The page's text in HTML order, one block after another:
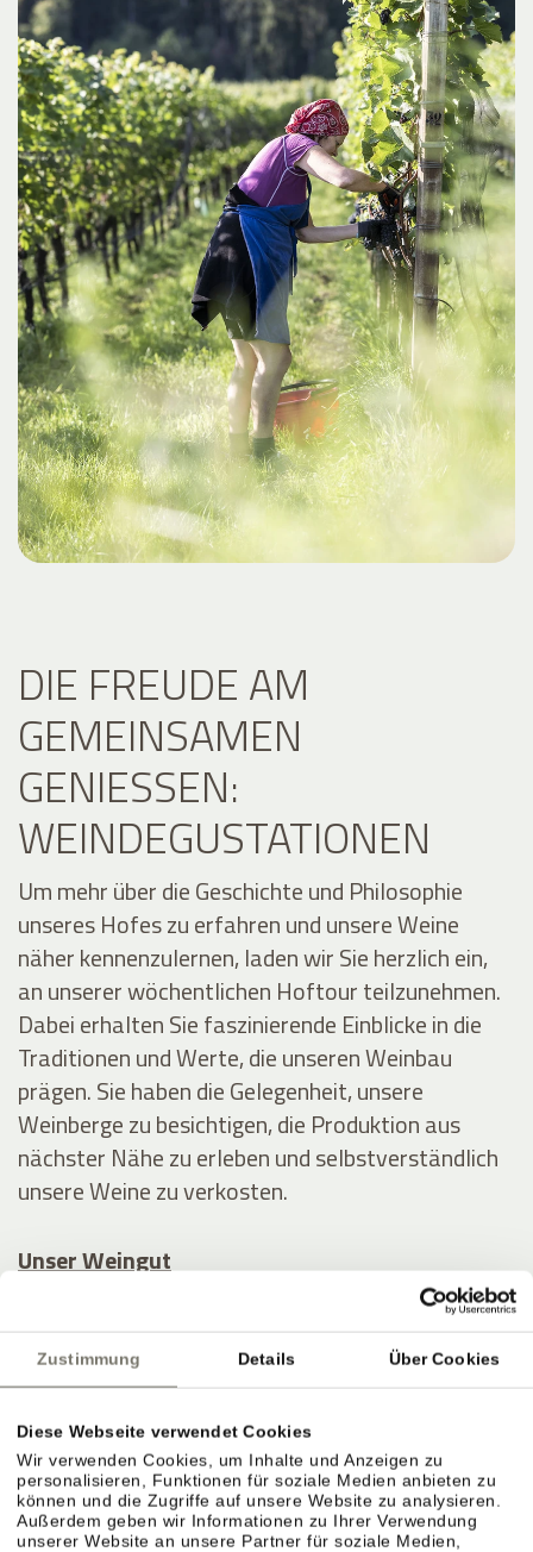
Zustimmung Details Über Cookies
Diese Webseite verwendet Cookies
Wir verwenden Cookies, um Inhalte und Anzeigen zu
personalisieren, Funktionen für soziale Medien anbieten zu
können und die Zugriffe auf unsere Website zu analysieren.
Außerdem geben wir Informationen zu Ihrer Verwendung
unserer Website an unsere Partner für soziale Medien,
DIE FREUDE AM
GEMEINSAMEN
GENIESSEN: W
EINDEGUSTATIONEN
Um mehr über die Geschichte und Philosophie
unseres Hofes zu erfahren und unsere Weine
näher kennenzulernen, laden wir Sie herzlich ein,
an unserer wöchentlichen Hoftour teilzunehmen.
Dabei erhalten Sie faszinierende Einblicke in die
Traditionen und Werte, die unseren Weinbau
prägen. Sie haben die Gelegenheit, unsere
Weinberge zu besichtigen, die Produktion aus
nächster Nähe zu erleben und selbstverständlich
unsere Weine zu verkosten.
Unser Weingut
Verwöhnen Sie Ihre Liebsten mit einem
Geschenkgutschein
vom Stroblhof – gerne auch
mit einer Weinverkostung und/oder einem
Abendessen – oder schenken Sie sich selbst ein
Last-Minute-Erlebnisoder einPaket im Angebot